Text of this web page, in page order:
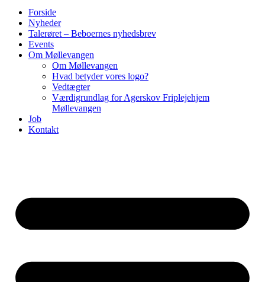
Forside
Nyheder
Talerøret – Beboernes nyhedsbrev
Events
Om Møllevangen
Om Møllevangen
Hvad betyder vores logo?
Vedtægter
Værdigrundlag for Agerskov Friplejehjem
Møllevangen
Job
Kontakt